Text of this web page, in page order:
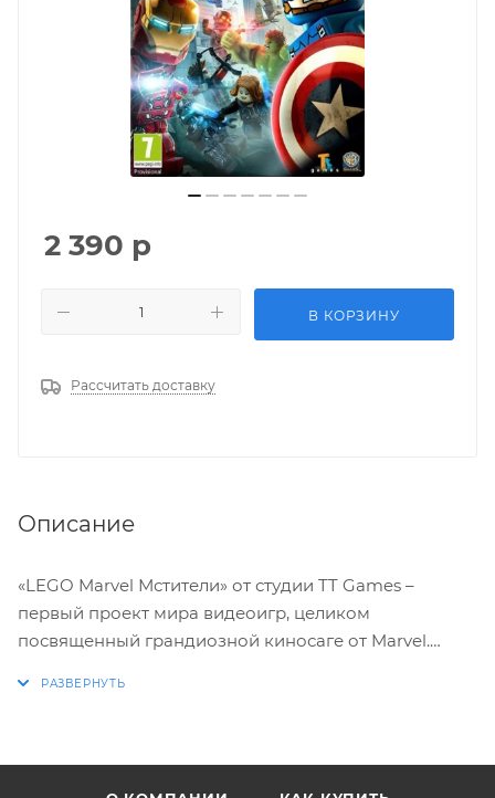
2 390 р
В КОРЗИНУ
Рассчитать доставку
Описание
«LEGO Marvel Мстители» от студии TT Games –
первый проект мира видеоигр, целиком
посвященный грандиозной киносаге от Marvel.